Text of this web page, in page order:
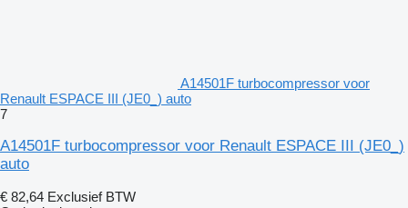
A14501F turbocompressor voor
Renault ESPACE III (JE0_) auto
7
A14501F turbocompressor voor Renault ESPACE III (JE0_)
auto
€ 82,64 Exclusief BTW